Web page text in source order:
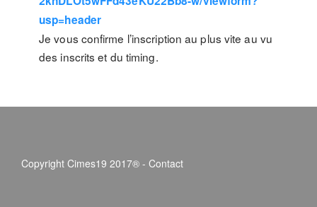
usp=header
Je vous confirme l’inscription au plus vite au vu
des inscrits et du timing.
Copyright Cimes19 2017® - Contact